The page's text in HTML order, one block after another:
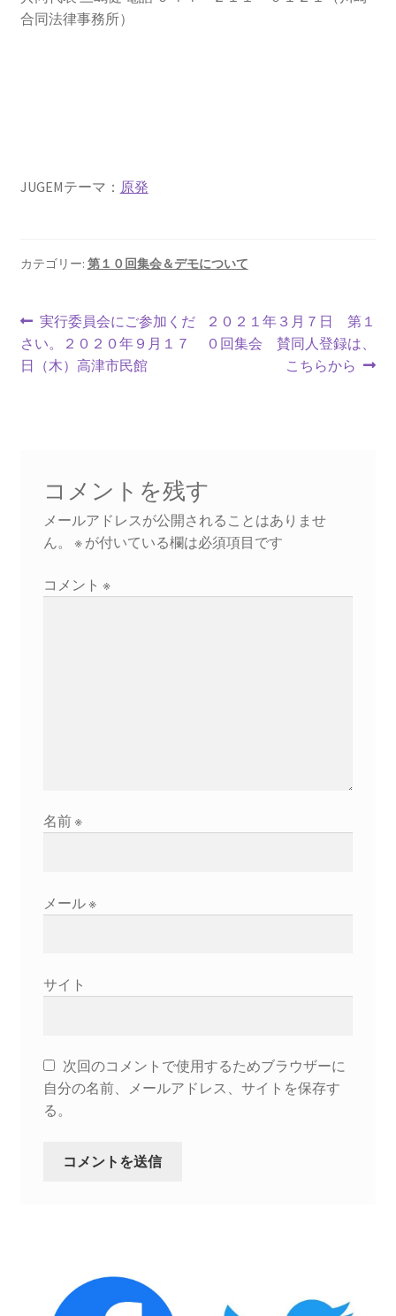
合同法律事務所）
JUGEMテーマ： 原発
カテゴリー: 第１０回集会＆デモについて
投
稿
ー
シ
ョ
ン
前
の
投
実行委員会にご参加くだ
さい。２０２０年９月１７
日（木）高津市民館
次
の
２０２１年３月７日 第１
０回集会 賛同人登録は、
こちらから
コメントを残す
メールアドレスが公開されることはありませ
ん。
※が付いている欄は必須項目です
コメント ※
名前※
メール※
サイト
次回のコメントで使用するためブラウザーに
自分の名前、メールアドレス、サイトを保存す
る。